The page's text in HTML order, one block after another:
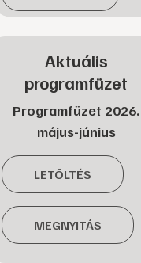
Aktuális
programfüzet
Programfüzet 2026.
május-június
LETÖLTÉS
MEGNYITÁS